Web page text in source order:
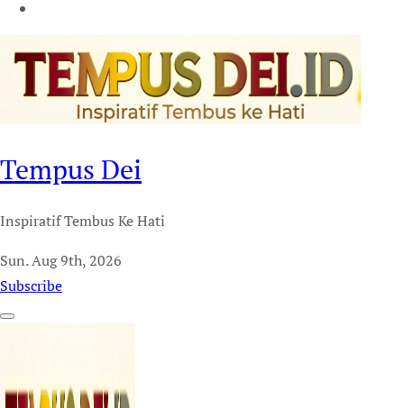
Tempus Dei
Inspiratif Tembus Ke Hati
Sun. Aug 9th, 2026
Subscribe